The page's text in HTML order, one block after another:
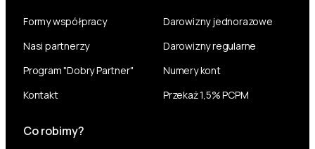
Formy współpracy
Nasi partnerzy
Program "Dobry Partner"
Kontakt
Darowizny jednorazowe
Darowizny regularne
Numery kont
Przekaż 1,5% PCPM
Co robimy?